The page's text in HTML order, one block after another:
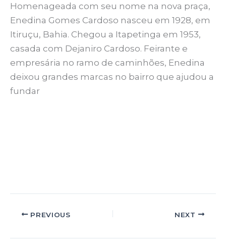
Homenageada com seu nome na nova praça,
Enedina Gomes Cardoso nasceu em 1928, em
Itiruçu, Bahia. Chegou a Itapetinga em 1953,
casada com Dejaniro Cardoso. Feirante e
empresária no ramo de caminhões, Enedina
deixou grandes marcas no bairro que ajudou a
fundar
PREVIOUS NEXT